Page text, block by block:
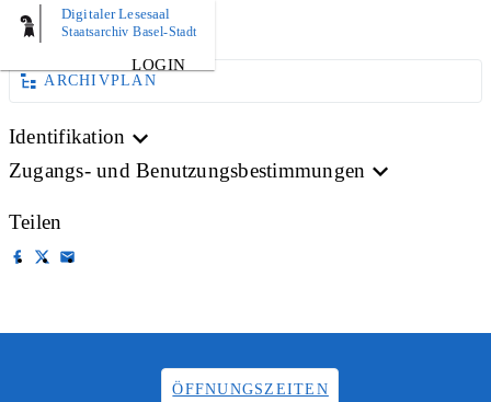
Digitaler Lesesaal
Staatsarchiv Basel-Stadt
LOGIN
AKTE
ARCHIVPLAN
Identifikation
Zugangs- und Benutzungsbestimmungen
Teilen
ÖFFNUNGSZEITEN